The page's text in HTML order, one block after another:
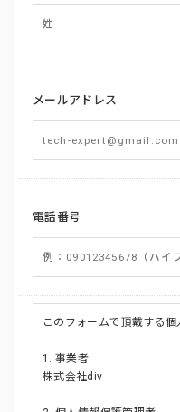
メールアドレス
電話番号
このフォームで頂戴する
1. 事業者
株式会社div